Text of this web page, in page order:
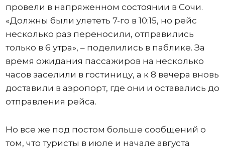
провели в напряженном состоянии в Сочи.
«Должны были улететь 7-го в 10:15, но рейс
несколько раз переносили, отправились
только в 6 утра», – поделились в паблике. За
время ожидания пассажиров на несколько
часов заселили в гостиницу, а к 8 вечера вновь
доставили в аэропорт, где они и оставались до
отправления рейса.
Но все же под постом больше сообщений о
том, что туристы в июле и начале августа